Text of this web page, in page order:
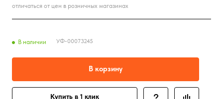
отличаться от цен в розничных магазинах
В наличии УФ-00073245
В корзину
Купить в 1 клик